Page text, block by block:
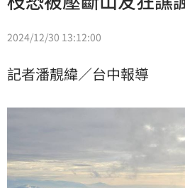
2024/12/30 13:12:00
記者潘靚緯／台中報導